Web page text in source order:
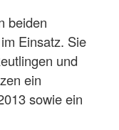
beiden
Einsatz. Sie
und
ein
sowie ein